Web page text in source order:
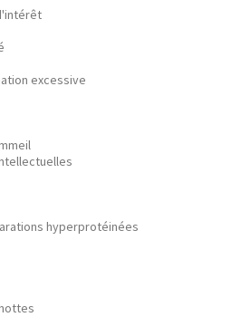
excessive
hyperprotéinées